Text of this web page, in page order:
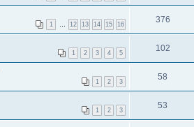
1 … 12 13 14 15 16 376
1 2 3 4 5 102
1 2 3 58
1 2 3 53